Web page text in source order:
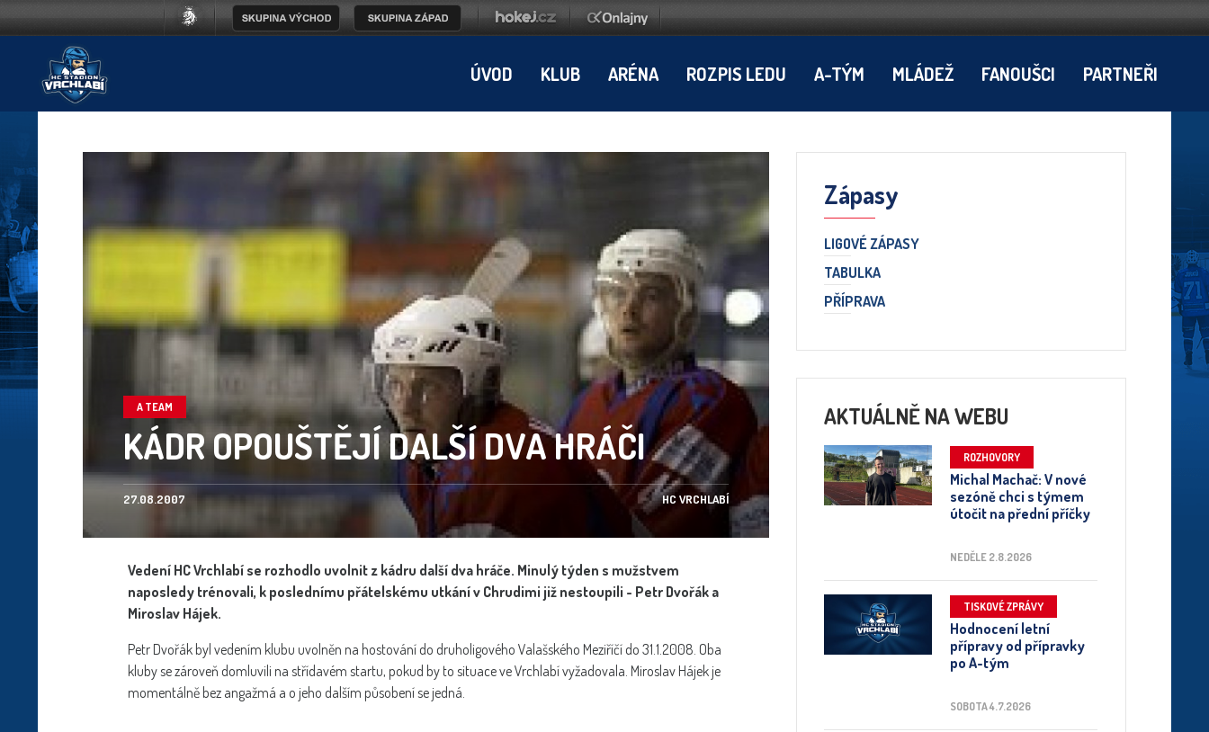
ÚVOD KLUB ARÉNA ROZPIS LEDU A-TÝM MLÁDEŽ FANOUŠCI PARTNEŘI
A TEAM
KÁDR OPOUŠTĚJÍ DALŠÍ DVA HRÁČI
27.08.2007 HC VRCHLABÍ
Vedení HC Vrchlabí se rozhodlo uvolnit z kádru další dva hráče. Minulý týden s mužstvem
naposledy trénovali, k poslednímu přátelskému utkání v Chrudimi již nestoupili - Petr Dvořák a
Miroslav Hájek.
Petr Dvořák byl vedením klubu uvolněn na hostování do druholigového Valašského Meziříčí do 31.1.2008. Oba
kluby se zároveň domluvili na střídavém startu, pokud by to situace ve Vrchlabí vyžadovala. Miroslav Hájek je
momentálně bez angažmá a o jeho dalším působení se jedná.
Zápasy
LIGOVÉ ZÁPASY
TABULKA
PŘÍPRAVA
AKTUÁLNĚ NA WEBU
ROZHOVORY
Michal Machač: V nové
sezóně chci s týmem
útočit na přední příčky
NEDĚLE 2.8.2026
TISKOVÉ ZPRÁVY
Hodnocení letní
přípravy od přípravky
po A-tým
SOBOTA 4.7.2026